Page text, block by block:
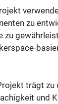
zu
zu
trägt zu
und